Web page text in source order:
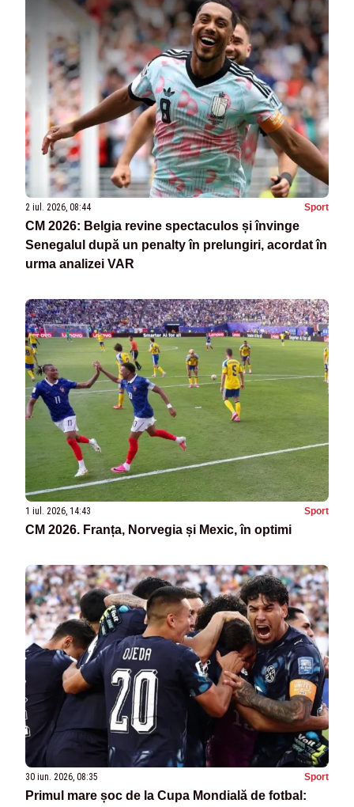
2 iul. 2026, 08:44 Sport
CM 2026: Belgia revine spectaculos și învinge
Senegalul după un penalty în prelungiri, acordat în
urma analizei VAR
1 iul. 2026, 14:43 Sport
CM 2026. Franța, Norvegia și Mexic, în optimi
30 iun. 2026, 08:35 Sport
Primul mare șoc de la Cupa Mondială de fotbal: